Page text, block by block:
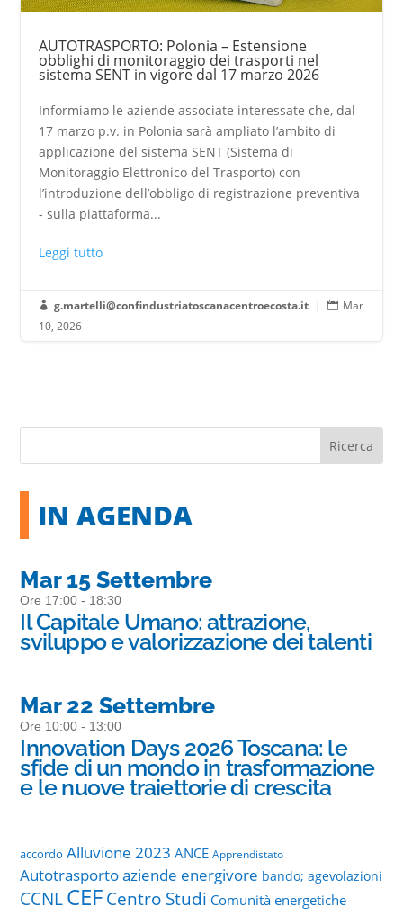
AUTOTRASPORTO: Polonia – Estensione
obblighi di monitoraggio dei trasporti nel
sistema SENT in vigore dal 17 marzo 2026
Informiamo le aziende associate interessate che, dal
17 marzo p.v. in Polonia sarà ampliato l’ambito di
applicazione del sistema SENT (Sistema di
Monitoraggio Elettronico del Trasporto) con
l’introduzione dell’obbligo di registrazione preventiva
- sulla piattaforma...
Leggi tutto
 g.martelli@confindustriatoscanacentroecosta.it |  Mar
10, 2026
IN AGENDA
Mar 15 Settembre
Ore 17:00 - 18:30
Il Capitale Umano: attrazione,
sviluppo e valorizzazione dei talenti
Mar 22 Settembre
Ore 10:00 - 13:00
Innovation Days 2026 Toscana: le
sfide di un mondo in trasformazione
e le nuove traiettorie di crescita
accordo Alluvione 2023 ANCE Apprendistato
Autotrasportoaziende energivore bando; agevolazioni
CCNLCEF Centro Studi Comunità energetiche